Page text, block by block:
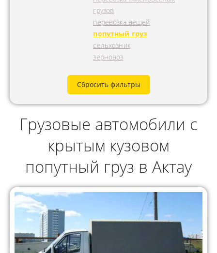
грузов
перевозка вещей
попутный груз
сельхозник
зерновоз
Сбросить фильтры
Грузовые автомобили с
крытым кузовом
попутный груз в Актау